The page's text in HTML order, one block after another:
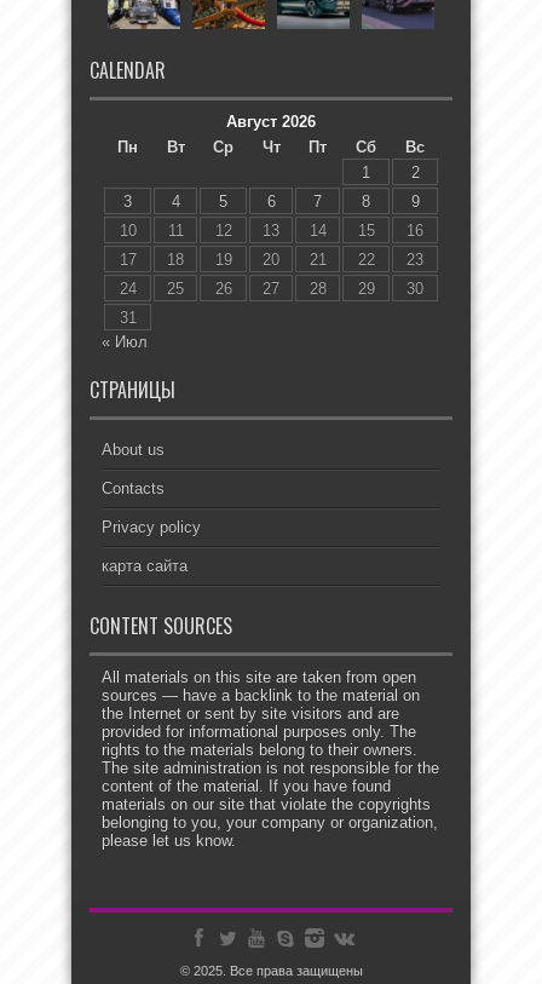
CALENDAR
Август 2026
Пн
Вт Ср Чт Пт Сб
Вс
1
2
3
4 5 6 7 8
9
10
11 12 13 14 15
16
17
18 19 20 21 22
23
24
25 26 27 28 29
30
31
« Июл
СТРАНИЦЫ
About us
Contacts
Privacy policy
карта сайта
CONTENT SOURCES
All materials on this site are taken from open
sources — have a backlink to the material on
the Internet or sent by site visitors and are
provided for informational purposes only. The
rights to the materials belong to their owners.
The site administration is not responsible for the
content of the material. If you have found
materials on our site that violate the copyrights
belonging to you, your company or organization,
please let us know.
© 2025. Все права защищены